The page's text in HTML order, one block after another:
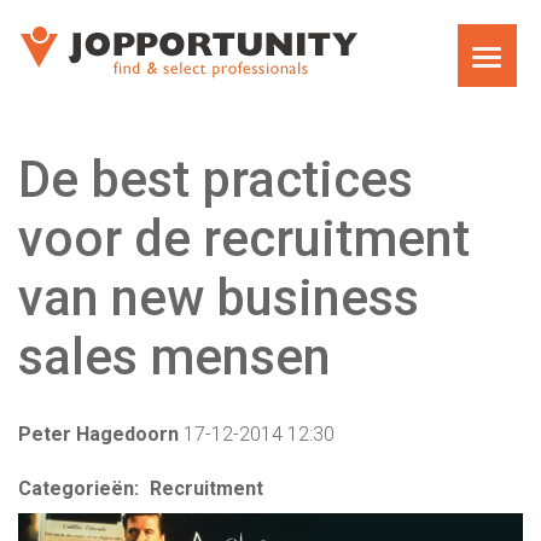
JOPPORTUNITY MEDIA RECRUITMENT
TEAM
DIRECTEUREN
De best practices
voor de recruitment
van new business
sales mensen
Peter Hagedoorn 17-12-2014 12:30
Categorieën: Recruitment